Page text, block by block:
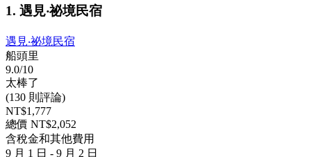
1. 遇見‧祕境民宿
遇見‧祕境民宿
船頭里
9.0/10
太棒了
(130 則評論)
NT$1,777
總價 NT$2,052
含稅金和其他費用
9 月 1 日 - 9 月 2 日